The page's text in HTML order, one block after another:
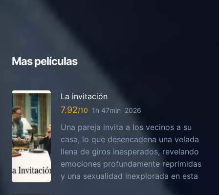
Mas películas
La invitación
7.92 1h 47min 2026
Una pareja invita a los vecinos a su
casa, lo que desencadena una velada
llena de giros inesperados, revelando
emociones profundamente reprimidas
y una sexualidad inexplorada en esta